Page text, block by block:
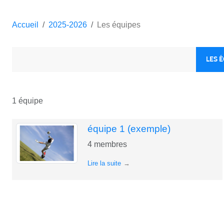
Accueil 2025-2026 Les équipes
LES
1 équipe
équipe 1 (exemple)
4 membres
Lire la suite